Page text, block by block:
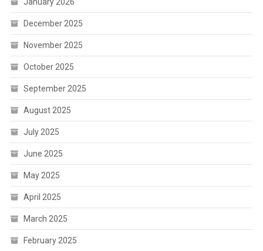
December 2025
November 2025
October 2025
September 2025
August 2025
July 2025
June 2025
May 2025
April 2025
March 2025
February 2025